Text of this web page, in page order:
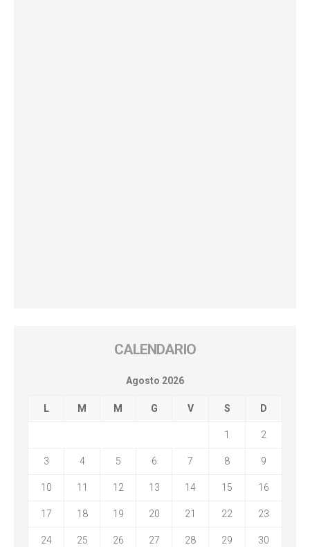
CALENDARIO
Agosto 2026
L M M G V S D
1 2
3 4 5 6 7 8 9
10 11 12 13 14 15 16
17 18 19 20 21 22 23
24 25 26 27 28 29 30